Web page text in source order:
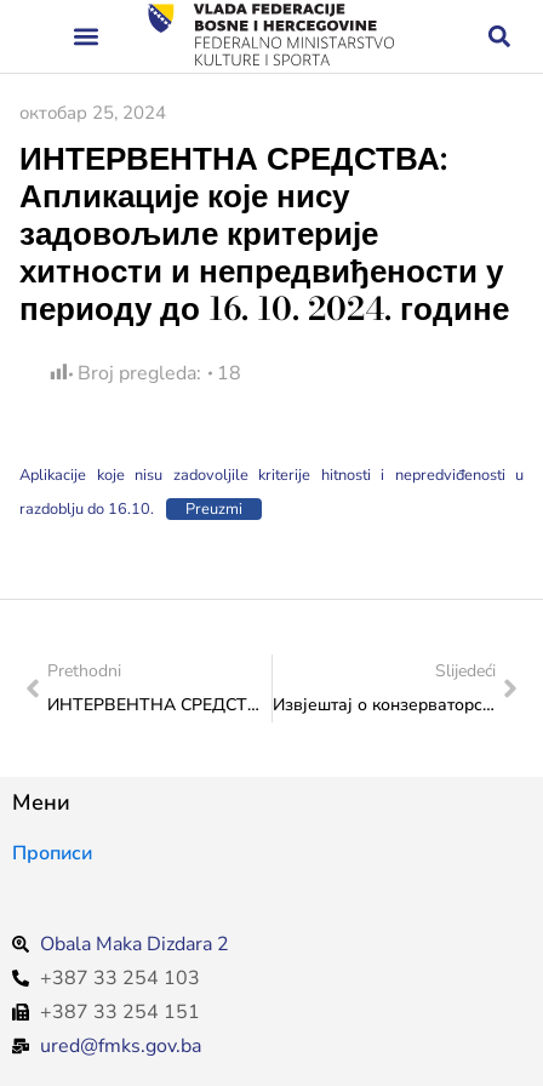
октобар 25, 2024
ИНТЕРВЕНТНА СРЕДСТВА:
Апликације које нису
задовољиле критерије
хитности и непредвиђености у
периоду до 16. 10. 2024. године
Broj pregleda: 18
Aplikacije koje nisu zadovoljile kriterije hitnosti i nepredviđenosti u
razdoblju do 16.10.
Preuzmi
Prethodni
ИНТЕРВЕНТНА СРЕДСТВА: Формално-правно неисправне апликације до 16. 10. 2024. године
Slijedeći
Извјештај о конзерваторско-рестаураторским радовима на објекту “Госпођицина кућа” у Сарајеву
Мени
Прописи
Obala Maka Dizdara 2
+387 33 254 103
+387 33 254 151
ured@fmks.gov.ba